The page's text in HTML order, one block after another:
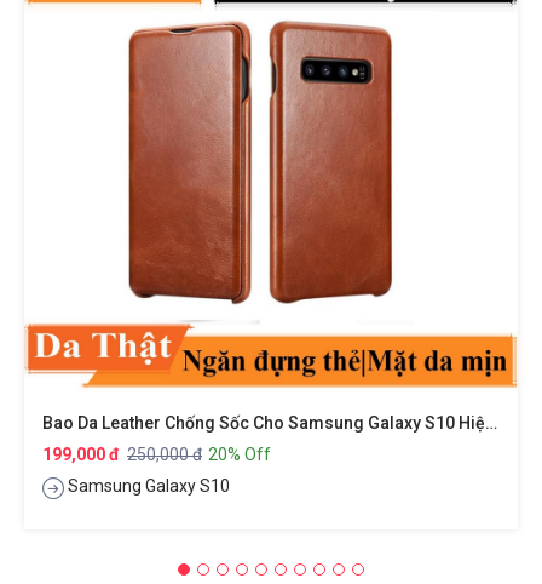
Bao Da Leather Chống Sốc Cho Samsung Galaxy S10 Hiệu XUNDD Gra Series
199,000 đ 250,000 đ 20% Off
Samsung Galaxy S10